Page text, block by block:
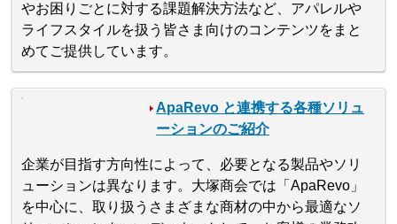
やお困りごとに対する課題解決方法など、アパレルや
ライフスタイルを扱う皆さま向けのコンテンツをまと
めてご提供しています。
ApaRevo と連携する各種ソリュ
ーションのご紹介
企業が目指す方向性によって、必要となる製品やソリ
ューションは異なります。大塚商会では「ApaRevo」
を中心に、取り扱うさまざまな商材の中から最適なソ